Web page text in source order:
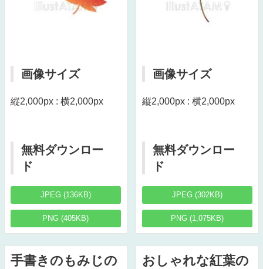
画像サイズ
縦2,000px : 横2,000px
無料ダウンロー
ド
JPEG (136KB)
PNG (405KB)
画像サイズ
縦2,000px : 横2,000px
無料ダウンロー
ド
JPEG (302KB)
PNG (1,075KB)
手書きのもみじの
おしゃれな紅葉の